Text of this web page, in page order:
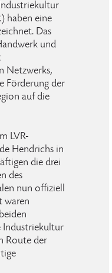
haben eine
Das
und
Netzwerks,
Förderung der
auf die
LVR-
Hendrichs in
die drei
des
nun offiziell
waren
Industriekultur
Route der